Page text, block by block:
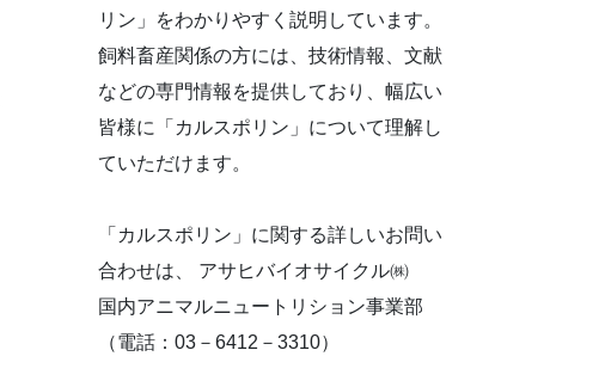
リン」をわかりやすく説明しています。
飼料畜産関係の方には、技術情報、文献
などの専門情報を提供しており、幅広い
皆様に「カルスポリン」について理解し
ていただけます。
「カルスポリン」に関する詳しいお問い
合わせは、 アサヒバイオサイクル㈱
国内アニマルニュートリション事業部
（電話：03－6412－3310）